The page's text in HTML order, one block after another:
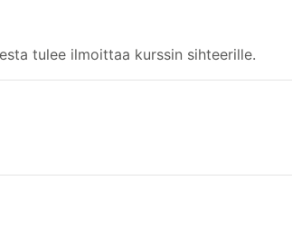
tulee ilmoittaa kurssin sihteerille.